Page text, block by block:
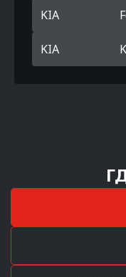
KIA
KIA